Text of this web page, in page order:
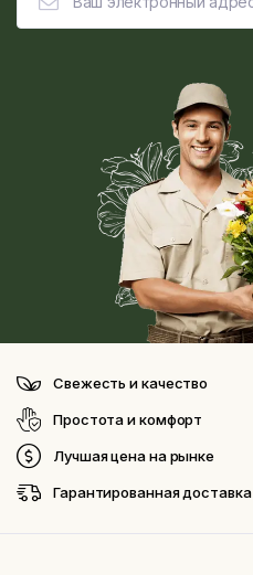
Свежесть и качество
Простота и комфорт
Лучшая цена на рынке
Гарантированная доставка